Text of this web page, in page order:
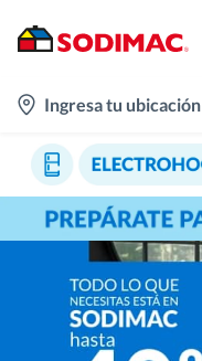
location-
Ingresa tu ubicación